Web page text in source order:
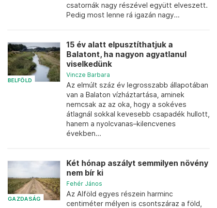
csatornák nagy részével együtt elveszett.
Pedig most lenne rá igazán nagy...
BELFÖLD
15 év alatt elpusztíthatjuk a
Balatont, ha nagyon agyatlanul
viselkedünk
Vincze Barbara
Az elmúlt száz év legrosszabb állapotában
van a Balaton vízháztartása, aminek
nemcsak az az oka, hogy a sokéves
átlagnál sokkal kevesebb csapadék hullott,
hanem a nyolcvanas–kilencvenes
években...
GAZDASÁG
Két hónap aszályt semmilyen növény
nem bír ki
Fehér János
Az Alföld egyes részein harminc
centiméter mélyen is csontszáraz a föld,